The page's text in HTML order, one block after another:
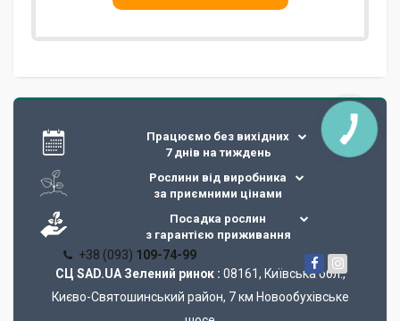
Працюємо без вихідних
7 днів на тиждень
Рослини від виробника
за приємними цінами
Посадка рослин
з гарантією приживання
+38 (093) 109-74-99
СЦ SAD.UA Зелений ринок : 08161, Київська обл.,
Києво-Святошинський район, 7 км Новообухівське